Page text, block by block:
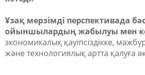
Ұзақ мерзімді перспективада
ойыншылардың жабылуы мен
экономикалық қауіпсіздікке,
және технологиялық артта қалуға